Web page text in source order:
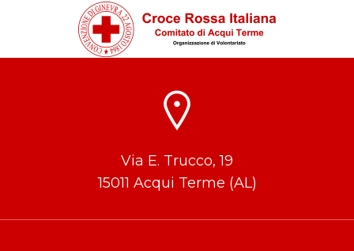
Via E. Trucco, 19
15011 Acqui Terme (AL)